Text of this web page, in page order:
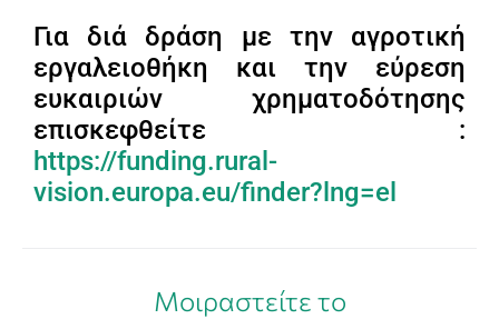
Για διά δράση με την αγροτική
εργαλειοθήκη και την εύρεση
ευκαιριών χρηματοδότησης
επισκεφθείτε :
https://funding.rural-
vision.europa.eu/finder?lng=el
Μοιραστείτε το